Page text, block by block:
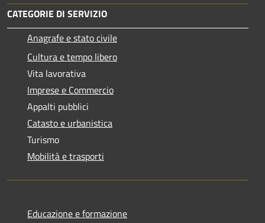
CATEGORIE DI SERVIZIO
Anagrafe e stato civile
Cultura e tempo libero
Vita lavorativa
Imprese e Commercio
Appalti pubblici
Catasto e urbanistica
Turismo
Mobilità e trasporti
Educazione e formazione